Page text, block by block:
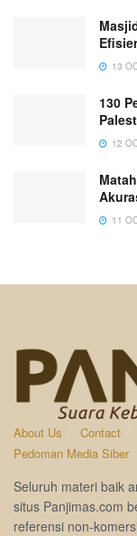
13
130
12
11
About Us Contact
Pedoman Media Siber
Seluruh materi baik
situs Panjimas.com
referensi non-